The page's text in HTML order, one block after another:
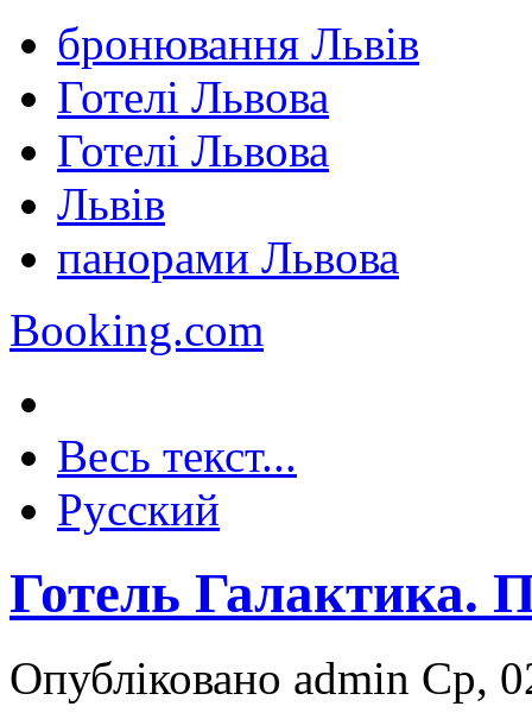
бронювання Львів
Готелі Львова
Готелі Львова
Львів
панорами Львова
Booking.com
Весь текст...
Русский
Готель Галактика.
Опубліковано admin Ср,